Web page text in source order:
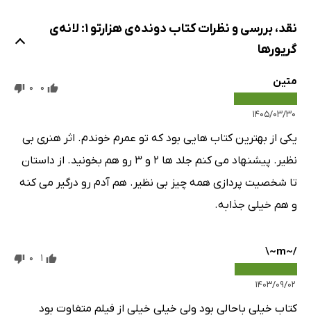
نقد، بررسی و نظرات کتاب دونده‌ی هزارتو 1: لانه‌ی
گریورها
متین
۱۴۰۵/۰۳/۳۰
0
0
یکی از بهترین کتاب هایی بود که تو عمرم خوندم. اثر هنری بی
نظیر. پیشنهاد می کنم جلد ها ۲ و ۳ رو هم بخونید. از داستان
تا شخصیت پردازی همه چیز بی نظیر. هم آدم رو درگیر می کنه
و هم خیلی جذابه.
/~m~\
۱۴۰۳/۰۹/۰۲
1
0
کتاب خیلی باحالی بود ولی خیلی خیلی از فیلم متفاوت بود